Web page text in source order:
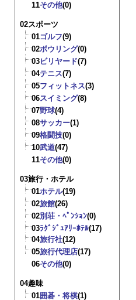
11その他(0)
02スポーツ
01ゴルフ(9)
02ボウリング(0)
03ビリヤード(7)
04テニス(7)
05フィットネス(3)
06スイミング(8)
07野球(4)
08サッカー(1)
09格闘技(0)
10武道(47)
11その他(0)
03旅行・ホテル
01ホテル(19)
02旅館(26)
02別荘・ﾍﾟﾝｼｮﾝ(0)
03ﾗｸﾞｼﾞｭｱﾘｰﾎﾃﾙ(17)
04旅行社(12)
05旅行代理店(17)
06その他(0)
04趣味
01囲碁・将棋(1)